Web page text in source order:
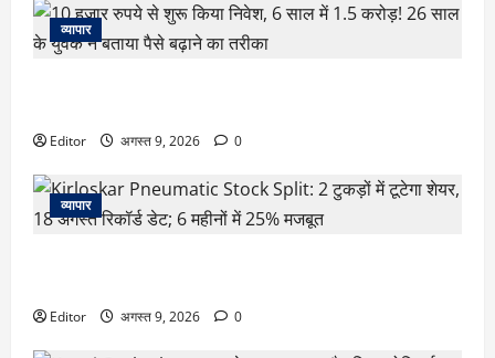
व्यापार
Editor अगस्त 9, 2026 0
व्यापार
Editor अगस्त 9, 2026 0